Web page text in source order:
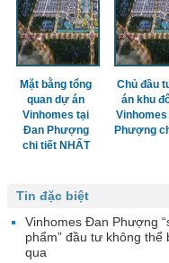
Mặt bằng tổng
quan dự án
Vinhomes tại
Đan Phượng
chi tiết NHẤT
Chủ đầu
án khu
Phượng
Tin đặc biệt
Vinhomes Đan Phượng
phẩm” đầu tư không thể
qua